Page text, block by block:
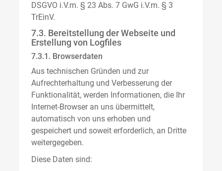
DSGVO i.V.m. § 23 Abs. 7 GwG i.V.m. § 3
TrEinV.
7.3. Bereitstellung der Webseite und
Erstellung von Logfiles
7.3.1. Browserdaten
Aus technischen Gründen und zur
Aufrechterhaltung und Verbesserung der
Funktionalität, werden Informationen, die Ihr
Internet-Browser an uns übermittelt,
automatisch von uns erhoben und
gespeichert und soweit erforderlich, an Dritte
weitergegeben.
Diese Daten sind: